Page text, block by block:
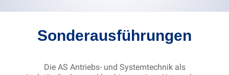
Sonderausführungen
Die AS Antriebs- und Systemtechnik als